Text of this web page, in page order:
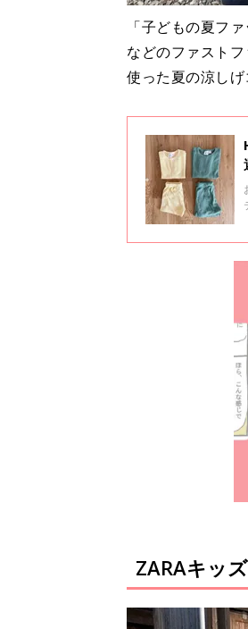
「子どもの夏フ
などのファスト
使った夏の涼し
ZARAキッ